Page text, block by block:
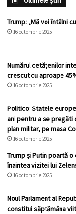
Trump: „Mă voi întâlni
16 octombrie 2025
Numărul cetățenilor
crescut cu aproape
16 octombrie 2025
Politico: Statele
ani pentru a se pregăti
plan militar, pe masa
16 octombrie 2025
Trump și Putin poartă
înaintea vizitei lui
16 octombrie 2025
Noul Parlament al
constitui săptămâna